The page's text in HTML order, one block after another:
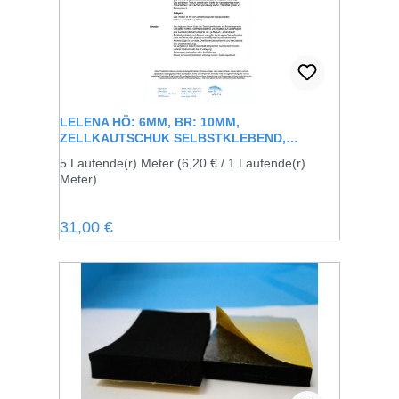
LELENA HÖ: 6MM, BR: 10MM,
ZELLKAUTSCHUK SELBSTKLEBEND,
5 Laufende(r) Meter (6,20 € / 1 Laufende(r)
Meter)
Regulärer Preis:
31,00 €